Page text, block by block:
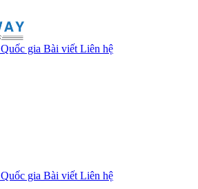
Quốc gia Bài viết Liên hệ
Quốc gia Bài viết Liên hệ